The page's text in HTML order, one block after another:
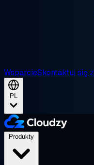
WsparcieSkontaktuj się
PL